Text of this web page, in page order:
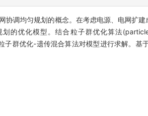
调均匀规划的概念。在考虑电源、电网扩
的优化模型。结合粒子群优化算法
群优化-遗传混合算法对模型进行求解。基